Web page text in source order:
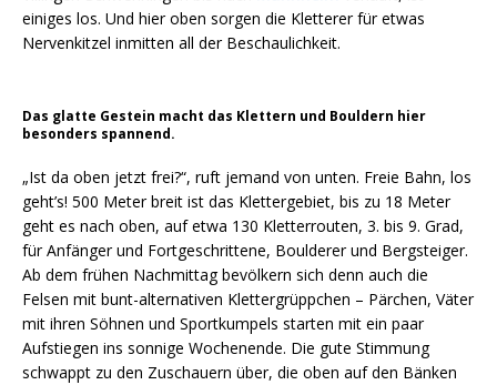
einiges los. Und hier oben sorgen die Kletterer für etwas
Nervenkitzel inmitten all der Beschaulichkeit.
Das glatte Gestein macht das Klettern und Bouldern hier
besonders spannend.
„Ist da oben jetzt frei?“, ruft jemand von unten. Freie Bahn, los
geht’s! 500 Meter breit ist das Klettergebiet, bis zu 18 Meter
geht es nach oben, auf etwa 130 Kletterrouten, 3. bis 9. Grad,
für Anfänger und Fortgeschrittene, Boulderer und Bergsteiger.
Ab dem frühen Nachmittag bevölkern sich denn auch die
Felsen mit bunt-alternativen Klettergrüppchen – Pärchen, Väter
mit ihren Söhnen und Sportkumpels starten mit ein paar
Aufstiegen ins sonnige Wochenende. Die gute Stimmung
schwappt zu den Zuschauern über, die oben auf den Bänken